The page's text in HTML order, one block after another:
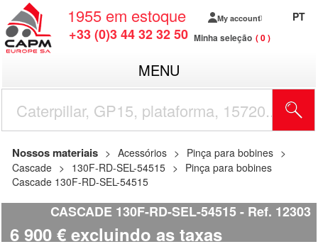
1955 em estoque
+33 (0)3 44 32 32 50
My account
Minha seleção 0
PT
MENU
Nossos materiais Acessórios
Pinça para bobines
Cascade
130F-RD-SEL-54515
Pinça para bobines
Cascade 130F-RD-SEL-54515
CASCADE 130F-RD-SEL-54515 Ref. 12303
6 900 € excluindo as taxas